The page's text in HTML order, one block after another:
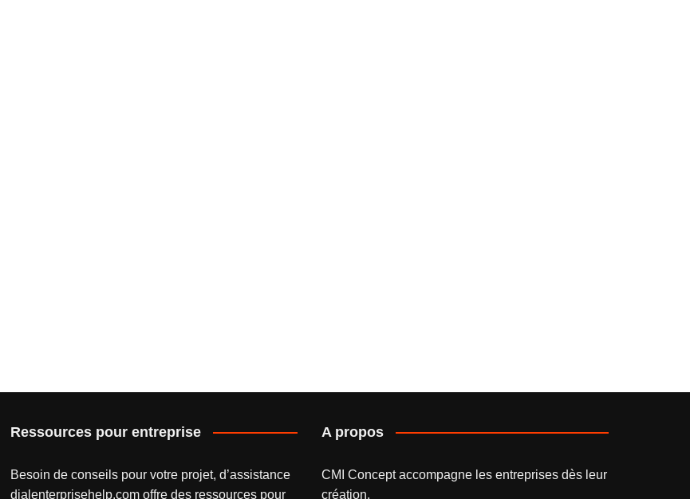
Ressources pour entreprise
Besoin de conseils pour votre projet, d’assistance
dialenterprisehelp.com offre des ressources pour
A propos
CMI Concept accompagne les entreprises dès leur
création.